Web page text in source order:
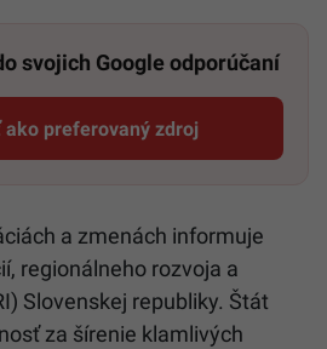
svojich Google odporúčaní
ako preferovaný zdroj
Startitup, odkaz sa otvorí v
a zmenách informuje
regionálneho rozvoja a
Slovenskej republiky. Štát
za šírenie klamlivých